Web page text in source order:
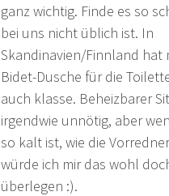
ganz wichtig. Finde es so
bei uns nicht üblich ist. In
Skandinavien/Finnland hat
Bidet-Dusche für die
auch klasse. Beheizbarer
irgendwie unnötig, aber
so kalt ist, wie die
würde ich mir das wohl
überlegen :).